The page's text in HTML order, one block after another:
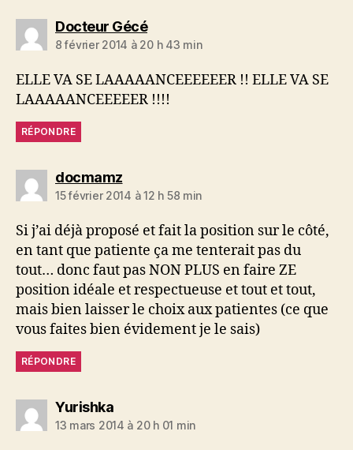
Docteur Gécédit :
8 février 2014 à 20 h 43 min
ELLE VA SE LAAAAANCEEEEEER !! ELLE VA SE
LAAAAANCEEEEER !!!!
RÉPONDRE
docmamzdit :
15 février 2014 à 12 h 58 min
Si j’ai déjà proposé et fait la position sur le côté,
en tant que patiente ça me tenterait pas du
tout… donc faut pas NON PLUS en faire ZE
position idéale et respectueuse et tout et tout,
mais bien laisser le choix aux patientes (ce que
vous faites bien évidement je le sais)
RÉPONDRE
Yurishkadit :
13 mars 2014 à 20 h 01 min